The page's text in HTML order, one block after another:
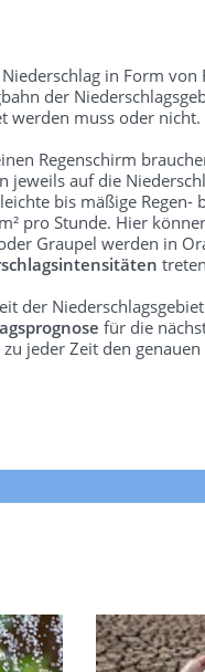
in Form
der
werden muss oder nicht.
Regenschirm
auf die
bis mäßige
pro Stunde. Hier
Graupel werden in
der
für die
jeder Zeit den